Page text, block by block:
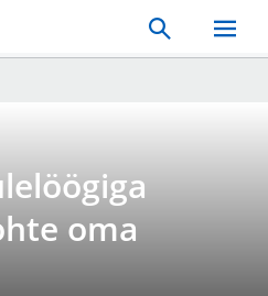
Search
Toggle
Mobile
oma